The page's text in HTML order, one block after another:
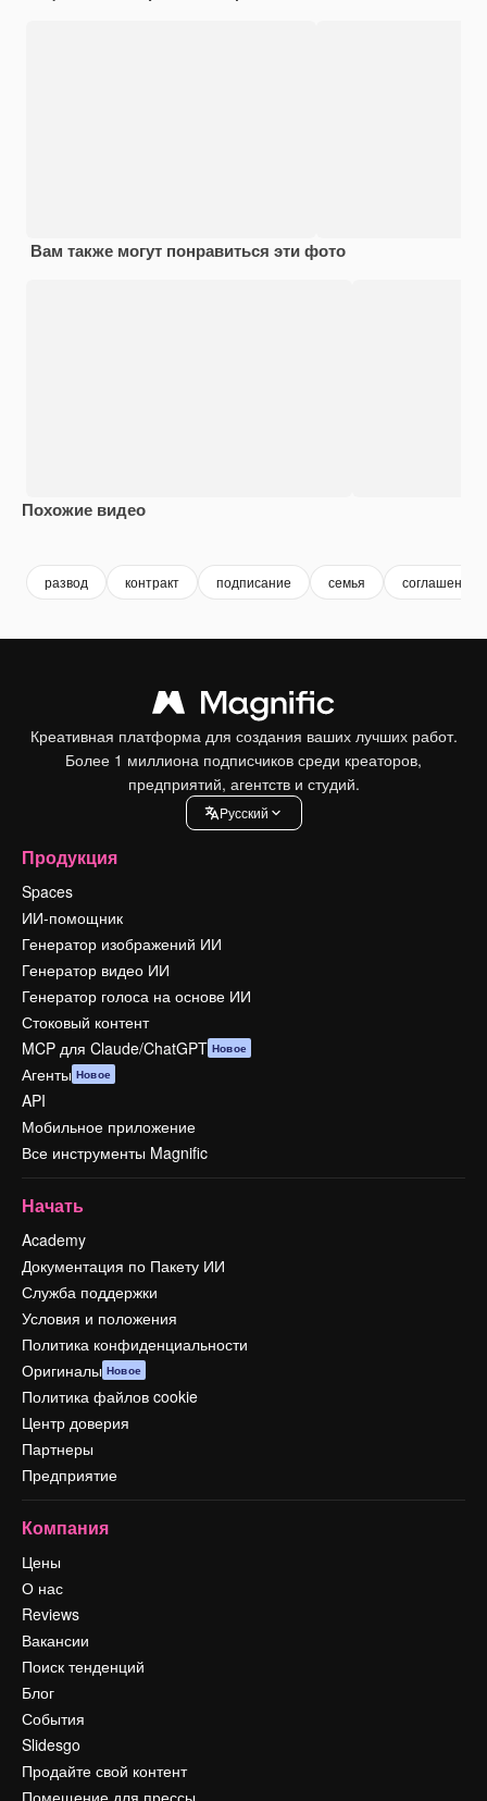
Вам также могут понравиться эти фото
Похожие видео
развод контракт подписание семья соглашение
Креативная платформа для создания ваших лучших работ.
Более 1 миллиона подписчиков среди креаторов,
предприятий, агентств и студий.
Pусский
Продукция
Spaces
ИИ-помощник
Генератор изображений ИИ
Генератор видео ИИ
Генератор голоса на основе ИИ
Стоковый контент
MCP для Claude/ChatGPT Новое
Агенты Новое
API
Мобильное приложение
Все инструменты Magnific
Начать
Academy
Документация по Пакету ИИ
Служба поддержки
Условия и положения
Политика конфиденциальности
Оригиналы Новое
Политика файлов cookie
Центр доверия
Партнеры
Предприятие
Компания
Цены
О нас
Reviews
Вакансии
Поиск тенденций
Блог
События
Slidesgo
Продайте свой контент
Помещение для прессы